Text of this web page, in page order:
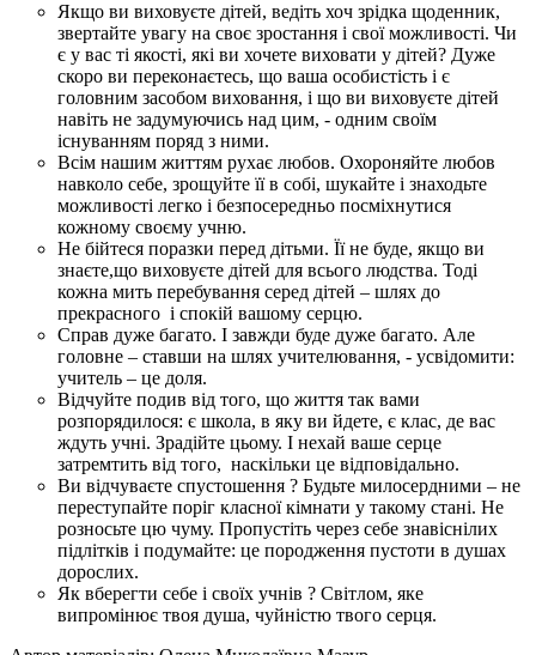
Якщо ви виховуєте дітей, ведіть хоч зрідка щоденник,
звертайте увагу на своє зростання і свої можливості. Чи
є у вас ті якості, які ви хочете виховати у дітей? Дуже
скоро ви переконаєтесь, що ваша особистість і є
головним засобом виховання, і що ви виховуєте дітей
навіть не задумуючись над цим, - одним своїм
існуванням поряд з ними.
Всім нашим життям рухає любов. Охороняйте любов
навколо себе, зрощуйте її в собі, шукайте і знаходьте
можливості легко і безпосередньо посміхнутися
кожному своєму учню.
Не бійтеся поразки перед дітьми. Її не буде, якщо ви
знаєте,що виховуєте дітей для всього людства. Тоді
кожна мить перебування серед дітей – шлях до
прекрасного і спокій вашому серцю.
Справ дуже багато. І завжди буде дуже багато. Але
головне – ставши на шлях учителювання, - усвідомити:
учитель – це доля.
Відчуйте подив від того, що життя так вами
розпорядилося: є школа, в яку ви йдете, є клас, де вас
ждуть учні. Зрадійте цьому. І нехай ваше серце
затремтить від того, наскільки це відповідально.
Ви відчуваєте спустошення ? Будьте милосердними – не
переступайте поріг класної кімнати у такому стані. Не
розносьте цю чуму. Пропустіть через себе знавіснілих
підлітків і подумайте: це породження пустоти в душах
дорослих.
Як вберегти себе і своїх учнів ? Світлом, яке
випромінює твоя душа, чуйністю твого серця.